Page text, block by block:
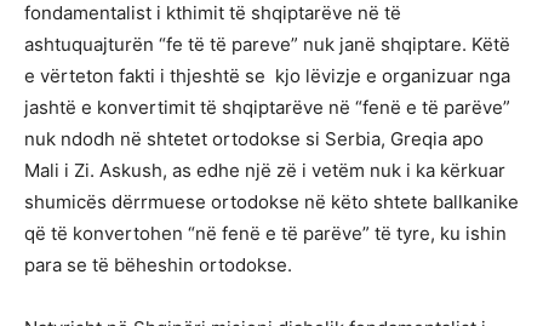
fondamentalist i kthimit të shqiptarëve në të
ashtuquajturën “fe të të pareve” nuk janë shqiptare. Këtë
e vërteton fakti i thjeshtë se kjo lëvizje e organizuar nga
jashtë e konvertimit të shqiptarëve në “fenë e të parëve”
nuk ndodh në shtetet ortodokse si Serbia, Greqia apo
Mali i Zi. Askush, as edhe një zë i vetëm nuk i ka kërkuar
shumicës dërrmuese ortodokse në këto shtete ballkanike
që të konvertohen “në fenë e të parëve” të tyre, ku ishin
para se të bëheshin ortodokse.